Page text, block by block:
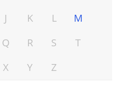
J K L
M
Q R S
T
X Y Z